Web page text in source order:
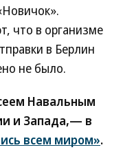
что в организме
в Берлин
не было.
Навальным
и Запада,— в
всем миром».